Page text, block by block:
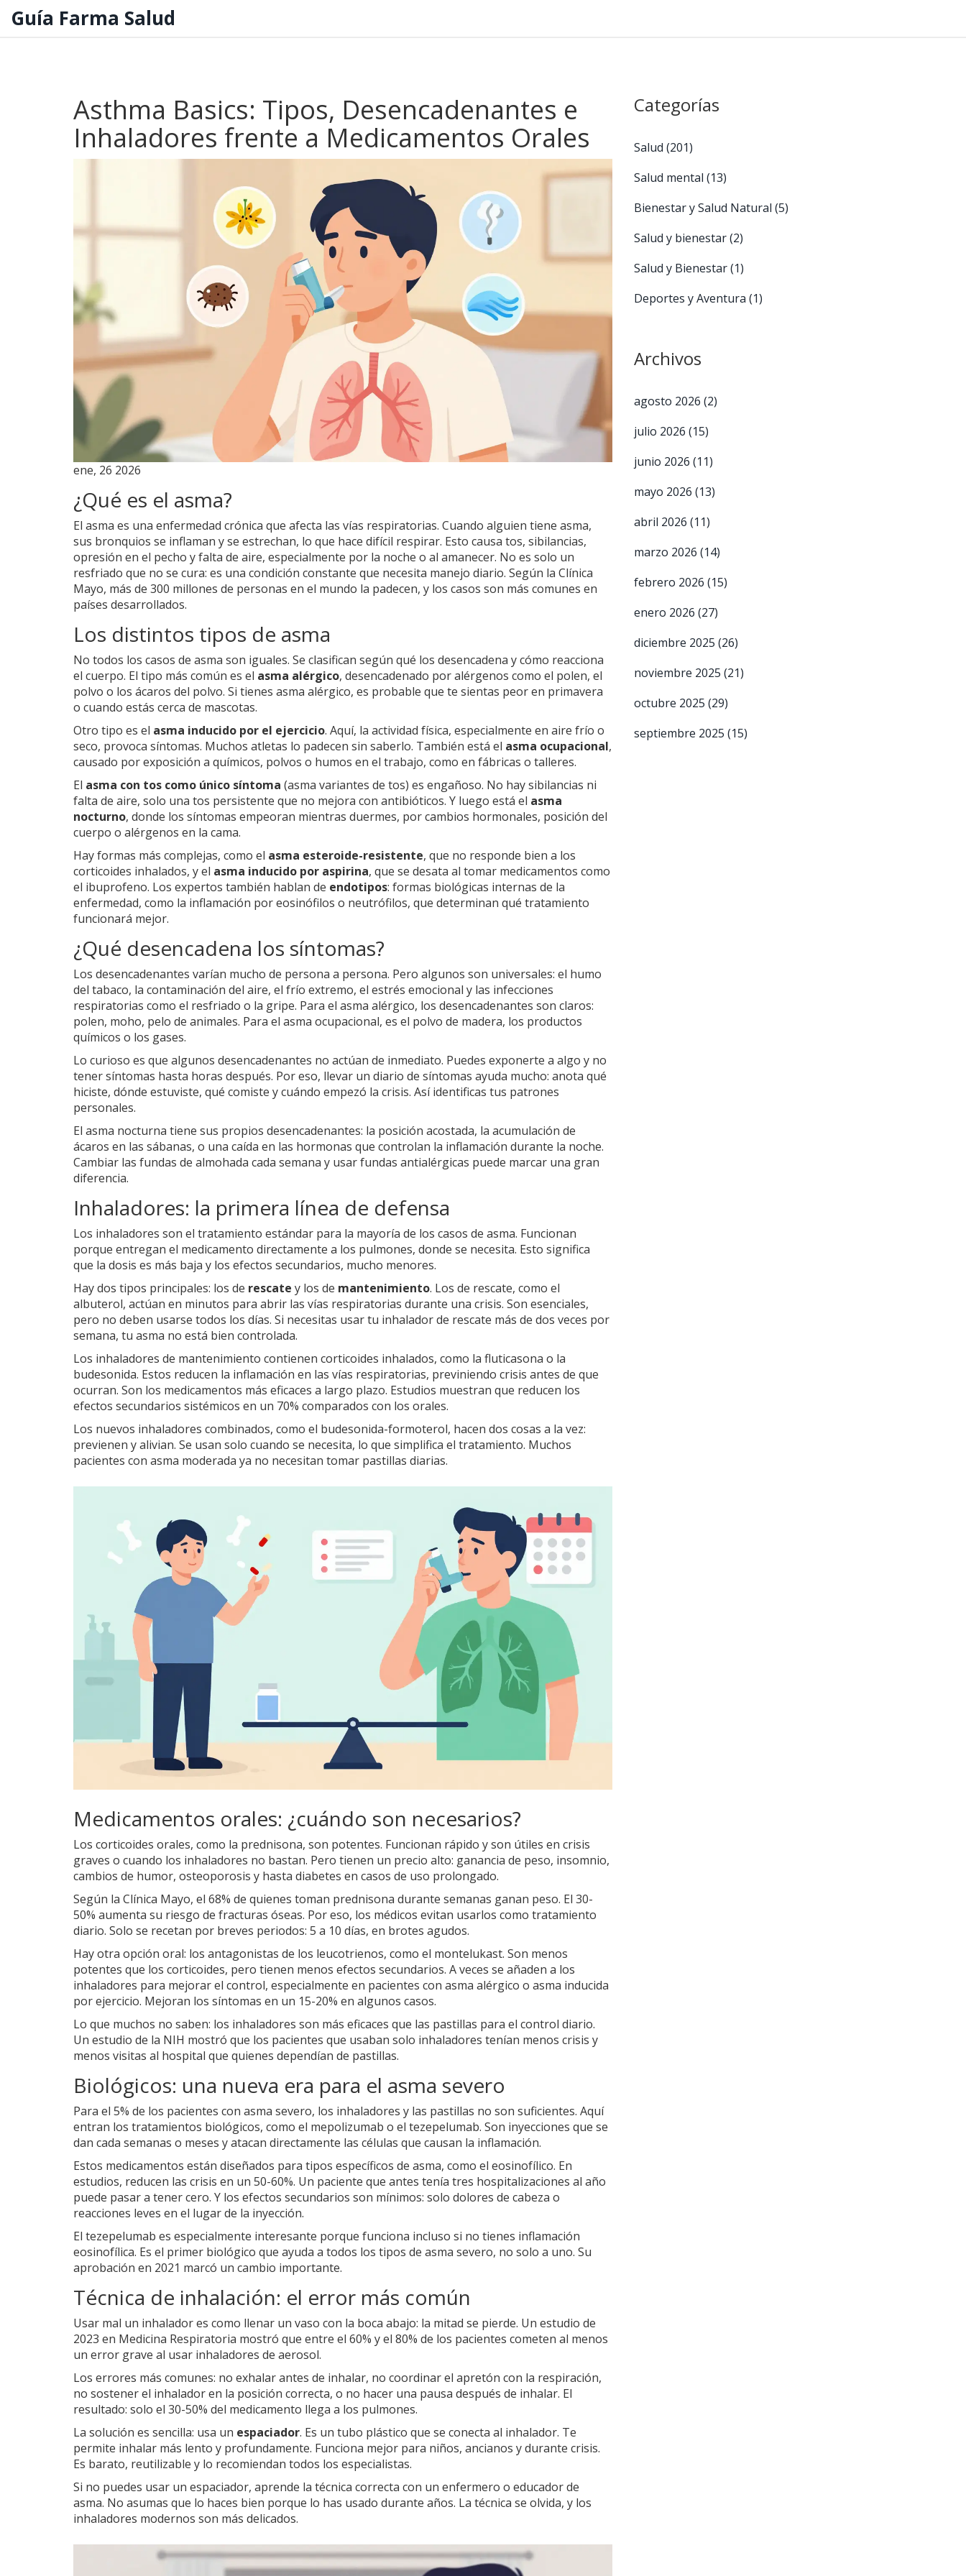
Guía Farma Salud
Asthma Basics: Tipos, Desencadenantes e
Inhaladores frente a Medicamentos Orales
ene, 26 2026
¿Qué es el asma?
El asma es una enfermedad crónica que afecta las vías respiratorias. Cuando alguien tiene asma,
sus bronquios se inflaman y se estrechan, lo que hace difícil respirar. Esto causa tos, sibilancias,
opresión en el pecho y falta de aire, especialmente por la noche o al amanecer. No es solo un
resfriado que no se cura: es una condición constante que necesita manejo diario. Según la Clínica
Mayo, más de 300 millones de personas en el mundo la padecen, y los casos son más comunes en
países desarrollados.
Los distintos tipos de asma
No todos los casos de asma son iguales. Se clasifican según qué los desencadena y cómo reacciona
el cuerpo. El tipo más común es el asma alérgico, desencadenado por alérgenos como el polen, el
polvo o los ácaros del polvo. Si tienes asma alérgico, es probable que te sientas peor en primavera
o cuando estás cerca de mascotas.
Otro tipo es el asma inducido por el ejercicio. Aquí, la actividad física, especialmente en aire frío o
seco, provoca síntomas. Muchos atletas lo padecen sin saberlo. También está el asma ocupacional,
causado por exposición a químicos, polvos o humos en el trabajo, como en fábricas o talleres.
El asma con tos como único síntoma (asma variantes de tos) es engañoso. No hay sibilancias ni
falta de aire, solo una tos persistente que no mejora con antibióticos. Y luego está el asma
nocturno, donde los síntomas empeoran mientras duermes, por cambios hormonales, posición del
cuerpo o alérgenos en la cama.
Hay formas más complejas, como el asma esteroide-resistente, que no responde bien a los
corticoides inhalados, y el asma inducido por aspirina, que se desata al tomar medicamentos como
el ibuprofeno. Los expertos también hablan de endotipos: formas biológicas internas de la
enfermedad, como la inflamación por eosinófilos o neutrófilos, que determinan qué tratamiento
funcionará mejor.
¿Qué desencadena los síntomas?
Los desencadenantes varían mucho de persona a persona. Pero algunos son universales: el humo
del tabaco, la contaminación del aire, el frío extremo, el estrés emocional y las infecciones
respiratorias como el resfriado o la gripe. Para el asma alérgico, los desencadenantes son claros:
polen, moho, pelo de animales. Para el asma ocupacional, es el polvo de madera, los productos
químicos o los gases.
Lo curioso es que algunos desencadenantes no actúan de inmediato. Puedes exponerte a algo y no
tener síntomas hasta horas después. Por eso, llevar un diario de síntomas ayuda mucho: anota qué
hiciste, dónde estuviste, qué comiste y cuándo empezó la crisis. Así identificas tus patrones
personales.
El asma nocturna tiene sus propios desencadenantes: la posición acostada, la acumulación de
ácaros en las sábanas, o una caída en las hormonas que controlan la inflamación durante la noche.
Cambiar las fundas de almohada cada semana y usar fundas antialérgicas puede marcar una gran
diferencia.
Inhaladores: la primera línea de defensa
Los inhaladores son el tratamiento estándar para la mayoría de los casos de asma. Funcionan
porque entregan el medicamento directamente a los pulmones, donde se necesita. Esto significa
que la dosis es más baja y los efectos secundarios, mucho menores.
Hay dos tipos principales: los de rescate y los de mantenimiento. Los de rescate, como el
albuterol, actúan en minutos para abrir las vías respiratorias durante una crisis. Son esenciales,
pero no deben usarse todos los días. Si necesitas usar tu inhalador de rescate más de dos veces por
semana, tu asma no está bien controlada.
Los inhaladores de mantenimiento contienen corticoides inhalados, como la fluticasona o la
budesonida. Estos reducen la inflamación en las vías respiratorias, previniendo crisis antes de que
ocurran. Son los medicamentos más eficaces a largo plazo. Estudios muestran que reducen los
efectos secundarios sistémicos en un 70% comparados con los orales.
Los nuevos inhaladores combinados, como el budesonida-formoterol, hacen dos cosas a la vez:
previenen y alivian. Se usan solo cuando se necesita, lo que simplifica el tratamiento. Muchos
pacientes con asma moderada ya no necesitan tomar pastillas diarias.
Medicamentos orales: ¿cuándo son necesarios?
Los corticoides orales, como la prednisona, son potentes. Funcionan rápido y son útiles en crisis
graves o cuando los inhaladores no bastan. Pero tienen un precio alto: ganancia de peso, insomnio,
cambios de humor, osteoporosis y hasta diabetes en casos de uso prolongado.
Según la Clínica Mayo, el 68% de quienes toman prednisona durante semanas ganan peso. El 30-
50% aumenta su riesgo de fracturas óseas. Por eso, los médicos evitan usarlos como tratamiento
diario. Solo se recetan por breves periodos: 5 a 10 días, en brotes agudos.
Hay otra opción oral: los antagonistas de los leucotrienos, como el montelukast. Son menos
potentes que los corticoides, pero tienen menos efectos secundarios. A veces se añaden a los
inhaladores para mejorar el control, especialmente en pacientes con asma alérgico o asma inducida
por ejercicio. Mejoran los síntomas en un 15-20% en algunos casos.
Lo que muchos no saben: los inhaladores son más eficaces que las pastillas para el control diario.
Un estudio de la NIH mostró que los pacientes que usaban solo inhaladores tenían menos crisis y
menos visitas al hospital que quienes dependían de pastillas.
Biológicos: una nueva era para el asma severo
Para el 5% de los pacientes con asma severo, los inhaladores y las pastillas no son suficientes. Aquí
entran los tratamientos biológicos, como el mepolizumab o el tezepelumab. Son inyecciones que se
dan cada semanas o meses y atacan directamente las células que causan la inflamación.
Estos medicamentos están diseñados para tipos específicos de asma, como el eosinofílico. En
estudios, reducen las crisis en un 50-60%. Un paciente que antes tenía tres hospitalizaciones al año
puede pasar a tener cero. Y los efectos secundarios son mínimos: solo dolores de cabeza o
reacciones leves en el lugar de la inyección.
El tezepelumab es especialmente interesante porque funciona incluso si no tienes inflamación
eosinofílica. Es el primer biológico que ayuda a todos los tipos de asma severo, no solo a uno. Su
aprobación en 2021 marcó un cambio importante.
Técnica de inhalación: el error más común
Usar mal un inhalador es como llenar un vaso con la boca abajo: la mitad se pierde. Un estudio de
2023 en Medicina Respiratoria mostró que entre el 60% y el 80% de los pacientes cometen al menos
un error grave al usar inhaladores de aerosol.
Los errores más comunes: no exhalar antes de inhalar, no coordinar el apretón con la respiración,
no sostener el inhalador en la posición correcta, o no hacer una pausa después de inhalar. El
resultado: solo el 30-50% del medicamento llega a los pulmones.
La solución es sencilla: usa un espaciador. Es un tubo plástico que se conecta al inhalador. Te
permite inhalar más lento y profundamente. Funciona mejor para niños, ancianos y durante crisis.
Es barato, reutilizable y lo recomiendan todos los especialistas.
Si no puedes usar un espaciador, aprende la técnica correcta con un enfermero o educador de
asma. No asumas que lo haces bien porque lo has usado durante años. La técnica se olvida, y los
inhaladores modernos son más delicados.
Categorías
Salud (201)
Salud mental (13)
Bienestar y Salud Natural (5)
Salud y bienestar(2)
Salud y Bienestar(1)
Deportes y Aventura (1)
Archivos
agosto 2026 (2)
julio 2026 (15)
junio 2026 (11)
mayo 2026 (13)
abril 2026 (11)
marzo 2026 (14)
febrero 2026 (15)
enero 2026 (27)
diciembre 2025 (26)
noviembre 2025 (21)
octubre 2025 (29)
septiembre 2025 (15)